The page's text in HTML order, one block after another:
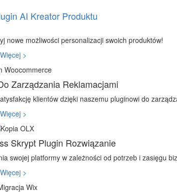
AI Kreator Produktu
nowe możliwości personalizacji swoich produktów!
Więcej >
Zarządzania Reklamacjami
klientów dzięki naszemu pluginowi do
Więcej >
Skrypt Plugin Rozwiązanie
swojej platformy w zależności od potrzeb i zasięgu
Więcej >